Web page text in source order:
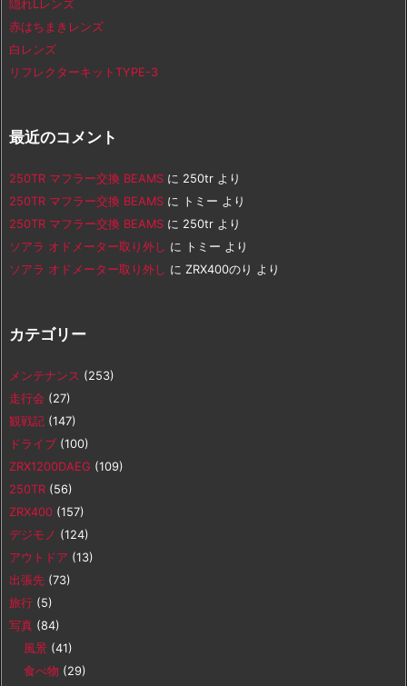
隠れLレンズ
赤はちまきレンズ
白レンズ
リフレクターキットTYPE-3
最近のコメント
250TR マフラー交換 BEAMS に 250tr より
250TR マフラー交換 BEAMS に トミー より
250TR マフラー交換 BEAMS に 250tr より
ソアラ オドメーター取り外し に トミー より
ソアラ オドメーター取り外し に ZRX400のり より
カテゴリー
メンテナンス (253)
走行会 (27)
観戦記 (147)
ドライブ (100)
ZRX1200DAEG (109)
250TR (56)
ZRX400 (157)
デジモノ (124)
アウトドア (13)
出張先 (73)
旅行 (5)
写真 (84)
風景 (41)
食べ物 (29)